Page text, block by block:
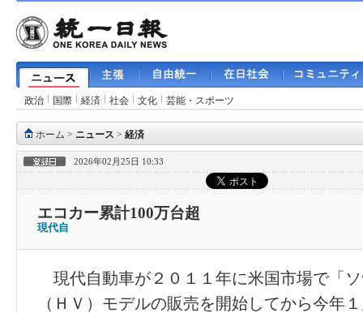
政治 国際 経済 社会 文化 芸能・スポーツ
ホーム > ニュース > 経済
2026年02月25日 10:33
エコカー累計100万台超
現代自
現代自動車が２０１１年に米国市場で「
（ＨＶ）モデルの販売を開始してから今年